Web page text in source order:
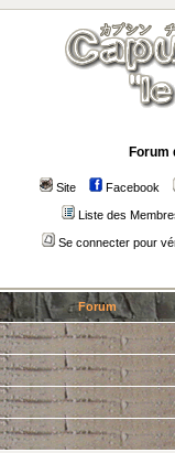
Forum
Site Facebook
Liste des
Se connecter pour
Forum